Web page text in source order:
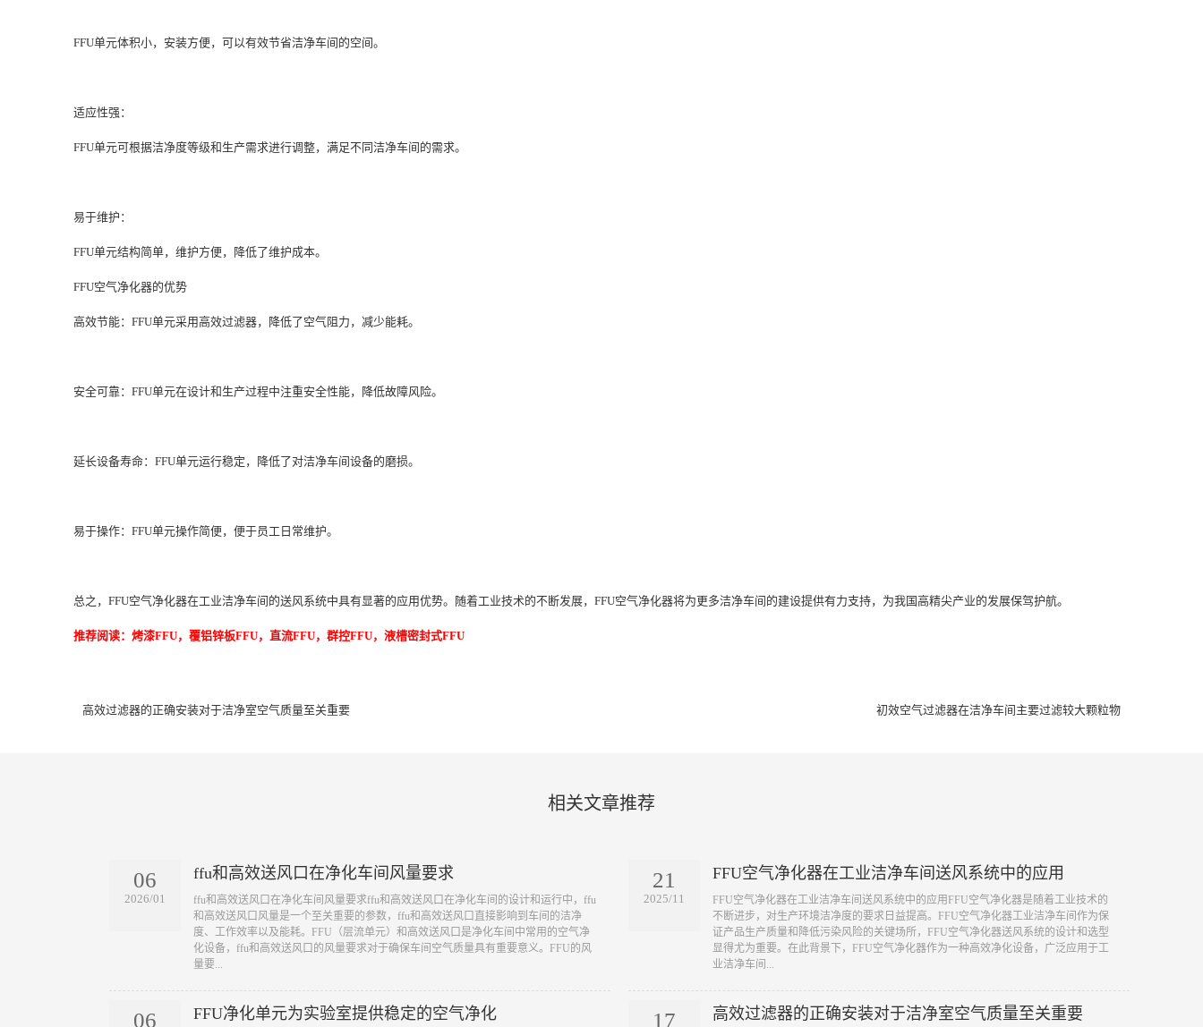
FFU单元体积小，安装方便，可以有效节省洁净车间的空间。
适应性强：
FFU单元可根据洁净度等级和生产需求进行调整，满足不同洁净车间的需求。
易于维护：
FFU单元结构简单，维护方便，降低了维护成本。
FFU空气净化器的优势
高效节能：FFU单元采用高效过滤器，降低了空气阻力，减少能耗。
安全可靠：FFU单元在设计和生产过程中注重安全性能，降低故障风险。
延长设备寿命：FFU单元运行稳定，降低了对洁净车间设备的磨损。
易于操作：FFU单元操作简便，便于员工日常维护。
总之，FFU空气净化器在工业洁净车间的送风系统中具有显著的应用优势。随着工业技术的不断发展，FFU空气净化器将为更多洁净车间的建设提供有力支持，为我国高精尖产业的发展保驾护航。
推荐阅读： 烤漆FFU， 覆铝锌板FFU， 直流FFU， 群控FFU， 液槽密封式FFU
高效过滤器的正确安装对于洁净室空气质量至关重要 初效空气过滤器在洁净车间主要过滤较大颗粒物
相关文章推荐
06
2026/01
ffu和高效送风口在净化车间风量要求
​ffu和高效送风口在净化车间风量要求ffu和高效送风口在净化车间的设计和运行中，ffu
和高效送风口风量是一个至关重要的参数，ffu和高效送风口直接影响到车间的洁净
度、工作效率以及能耗。FFU（层流单元）和高效送风口是净化车间中常用的空气净
化设备，ffu和高效送风口的风量要求对于确保车间空气质量具有重要意义。FFU的风
量要...
06 FFU净化单元为实验室提供稳定的空气净化
21
2025/11
FFU空气净化器在工业洁净车间送风系统中的应用
​FFU空气净化器在工业洁净车间送风系统中的应用FFU空气净化器是随着工业技术的
不断进步，对生产环境洁净度的要求日益提高。FFU空气净化器工业洁净车间作为保
证产品生产质量和降低污染风险的关键场所，FFU空气净化器送风系统的设计和选型
显得尤为重要。在此背景下，FFU空气净化器作为一种高效净化设备，广泛应用于工
业洁净车间...
17 高效过滤器的正确安装对于洁净室空气质量至关重要